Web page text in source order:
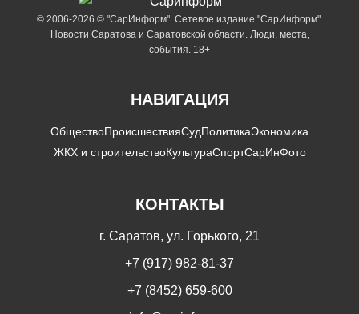
© 2006-2026 © "СарИнформ". Сетевое издание "СарИнформ".
Новости Саратова и Саратовской области. Люди, места,
события. 18+
НАВИГАЦИЯ
ОбществоПроисшествияСудПолитикаЭкономика
ЖКХ и строительствоКультураСпортСарИнФото
КОНТАКТЫ
г. Саратов, ул. Горького, 21
+7 (917) 982-81-37
+7 (8452) 659-600